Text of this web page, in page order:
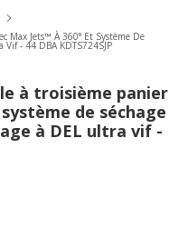
Max Jets™ À 360° Et Système De
Vif - 44 DBA KDTS724SJP
à troisième panier
de séchage
à DEL ultra vif -